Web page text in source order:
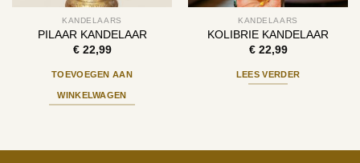
KANDELAARS
PILAAR KANDELAAR
€22,99
TOEVOEGEN AAN
WINKELWAGEN
KANDELAARS
KOLIBRIE KANDELAAR
€22,99
LEES VERDER